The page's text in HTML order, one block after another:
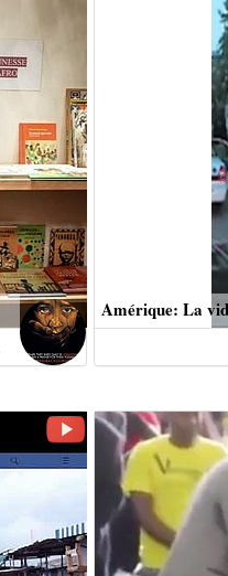
Amérique: La